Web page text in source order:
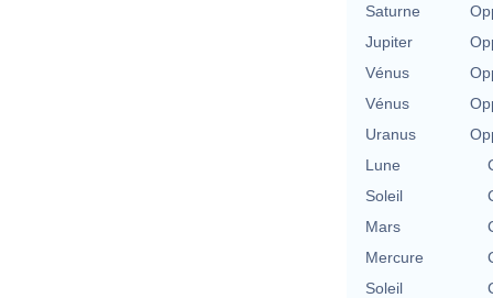
Saturne
Jupiter
Vénus
Vénus
Uranus
Lune
Soleil
Mars
Mercure
Soleil